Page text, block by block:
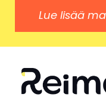
Lue lisää